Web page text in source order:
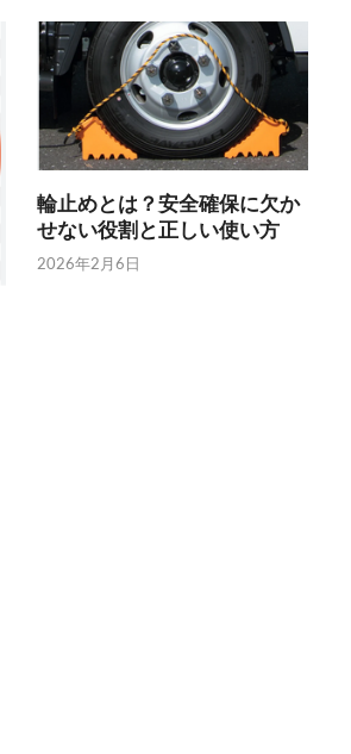
輪止めとは？安全確保に欠か
せない役割と正しい使い方
2026年2月6日